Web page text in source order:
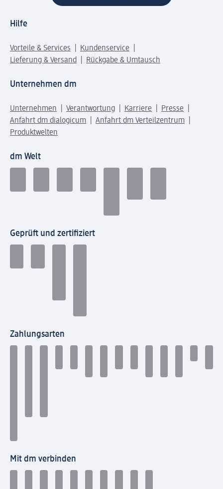
Hilfe
Vorteile & Services
Kundenservice
Lieferung & Versand
Rückgabe & Umtausch
Unternehmen dm
Unternehmen Verantwortung Karriere
Presse
Anfahrt dm dialogicum
Anfahrt dm Verteilzentrum
Produktwelten
dm Welt
Geprüft und zertifiziert
Zahlungsarten
Mit dm verbinden